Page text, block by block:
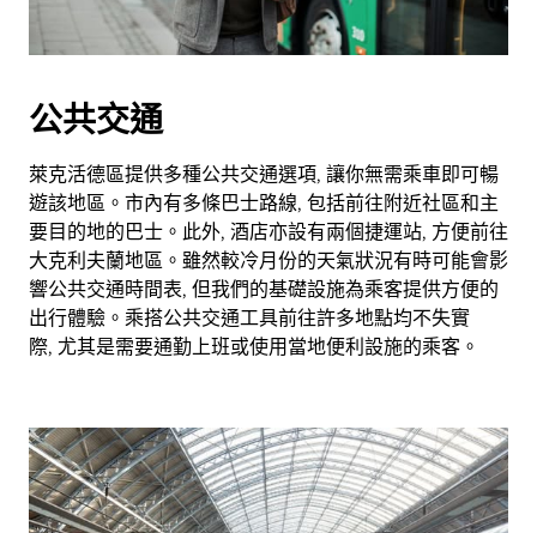
公共交通
萊克活德區提供多種公共交通選項, 讓你無需乘車即可暢
遊該地區。市內有多條巴士路線, 包括前往附近社區和主
要目的地的巴士。此外, 酒店亦設有兩個捷運站, 方便前往
大克利夫蘭地區。雖然較冷月份的天氣狀況有時可能會影
響公共交通時間表, 但我們的基礎設施為乘客提供方便的
出行體驗。乘搭公共交通工具前往許多地點均不失實
際, 尤其是需要通勤上班或使用當地便利設施的乘客。